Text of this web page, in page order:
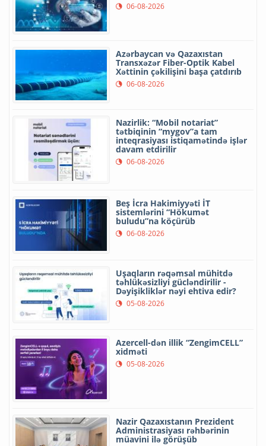
06-08-2026
Azərbaycan və Qazaxıstan
Transxəzər Fiber-Optik Kabel
Xəttinin çəkilişini başa çatdırıb
06-08-2026
Nazirlik: “Mobil notariat”
tətbiqinin “mygov”a tam
inteqrasiyası istiqamətində işlər
davam etdirilir
06-08-2026
Beş İcra Hakimiyyəti İT
sistemlərini “Hökumət
buludu”na köçürüb
06-08-2026
Uşaqların rəqəmsal mühitdə
təhlükəsizliyi gücləndirilir -
Dəyişikliklər nəyi ehtiva edir?
05-08-2026
Azercell-dən illik “ZengimCELL”
xidməti
05-08-2026
Nazir Qazaxıstanın Prezident
Administrasiyası rəhbərinin
müavini ilə görüşüb